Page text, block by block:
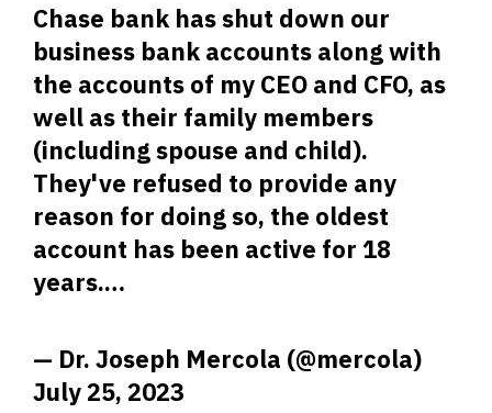
Chase bank has shut down our
business bank accounts along with
the accounts of my CEO and CFO, as
well as their family members
(including spouse and child).
They've refused to provide any
reason for doing so, the oldest
account has been active for 18
years.…
— Dr. Joseph Mercola (@mercola)
July 25, 2023